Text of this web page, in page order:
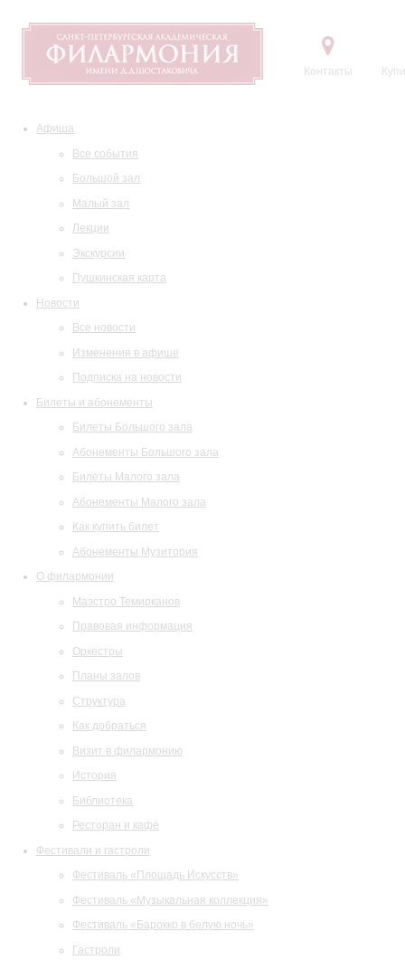
Контакты
Афиша
Все события
Большой зал
Малый зал
Лекции
Экскурсии
Пушкинская карта
Новости
Все новости
Изменения в афише
Подписка на новости
Билеты и абонементы
Билеты Большого зала
Абонементы Большого зала
Билеты Малого зала
Абонементы Малого зала
Как купить билет
Абонементы Музитория
О филармонии
Маэстро Темирканов
Правовая информация
Оркестры
Планы залов
Структура
Как добраться
Визит в филармонию
История
Библиотека
Ресторан и кафе
Фестивали и гастроли
Фестиваль «Площадь Искусств»
Фестиваль «Музыкальная коллекция»
Фестиваль «Барокко в белую ночь»
Гастроли